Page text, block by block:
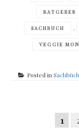
RATGEBER
SACHBUCH ,
VEGGIE
Posted in
Posts 1